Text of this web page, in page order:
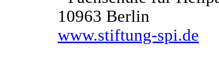
10963 Berlin
www.stiftung-spi.de